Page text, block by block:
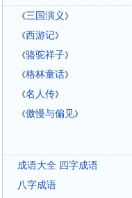
《三国演义 》
《西游记》
《骆驼祥子》
《格林童话》
《名人传》
《傲慢与偏见》
成语大全 四字成语
八字成语